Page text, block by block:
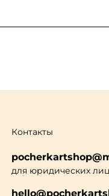
Контакты
для юридических лиц